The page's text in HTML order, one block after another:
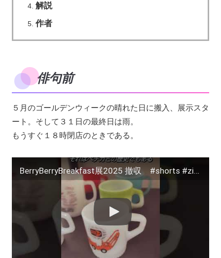
解説
作者
俳句前
５月のゴールデンウィークの晴れた日に搬入、展示スタ
ート。そして３１日の最終日は雨。
もうすぐ１８時閉店のときである。
BerryBerryBreakfast展2025 撤収 #shorts #zine #サイドカー #シティスナップ #とんねるず